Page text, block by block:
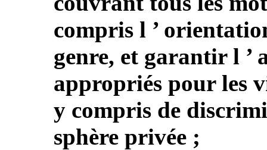
compris l ’
genre, et garantir l ’
appropriés pour les
y compris de
sphère privée ;